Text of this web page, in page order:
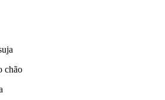
chão